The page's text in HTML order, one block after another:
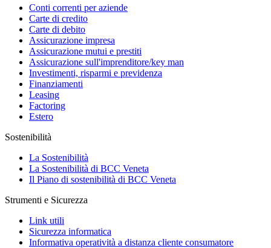
Conti correnti per aziende
Carte di credito
Carte di debito
Assicurazione impresa
Assicurazione mutui e prestiti
Assicurazione sull'imprenditore/key man
Investimenti, risparmi e previdenza
Finanziamenti
Leasing
Factoring
Estero
Sostenibilità
La Sostenibilità
La Sostenibilità di BCC Veneta
Il Piano di sostenibilità di BCC Veneta
Strumenti e Sicurezza
Link utili
Sicurezza informatica
Informativa operatività a distanza cliente consumatore